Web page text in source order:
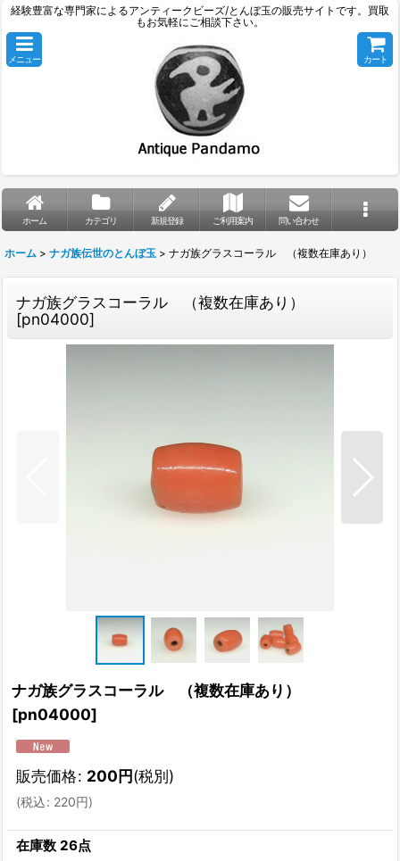
経験豊富な専門家によるアンティークビーズ/とんぼ玉の販売サイトです。買取
もお気軽にご相談下さい。
メニュー カート
ホーム カテゴリ 新規登録 ご利用案内 問い合わせ
ホーム > ナガ族伝世のとんぼ玉 > ナガ族グラスコーラル （複数在庫あり）
ナガ族グラスコーラル （複数在庫あり）
[pn04000]
ナガ族グラスコーラル （複数在庫あり）
[pn04000]
販売価格: 200円(税別)
(税込: 220円)
在庫数 26点